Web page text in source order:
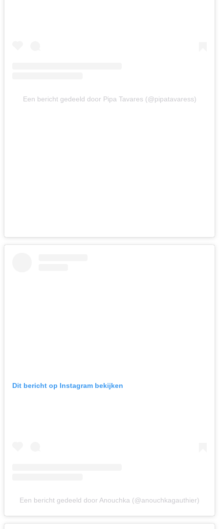
Een bericht gedeeld door Pipa Tavares (@pipatavaress)
Dit bericht op Instagram bekijken
Een bericht gedeeld door Anouchka (@anouchkagauthier)